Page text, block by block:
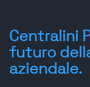
Centralini
futuro
aziendale.